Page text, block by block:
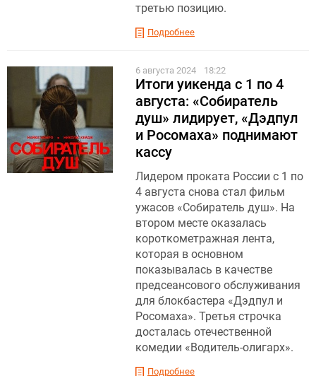
третью позицию.
Подробнее
6 августа 2024 18:22
Итоги уикенда с 1 по 4
августа: «Собиратель
душ» лидирует, «Дэдпул
и Росомаха» поднимают
кассу
Лидером проката России с 1 по
4 августа снова стал фильм
ужасов «Собиратель душ». На
втором месте оказалась
короткометражная лента,
которая в основном
показывалась в качестве
предсеансового обслуживания
для блокбастера «Дэдпул и
Росомаха». Третья строчка
досталась отечественной
комедии «Водитель-олигарх».
Подробнее